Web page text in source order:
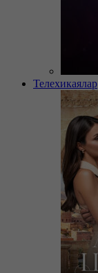
Телехикаялар